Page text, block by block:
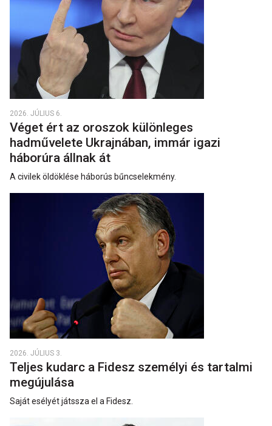
2026. JÚLIUS 6.
Véget ért az oroszok különleges
hadművelete Ukrajnában, immár igazi
háborúra állnak át
A civilek öldöklése háborús bűncselekmény.
2026. JÚLIUS 3.
Teljes kudarc a Fidesz személyi és tartalmi
megújulása
Saját esélyét játssza el a Fidesz.